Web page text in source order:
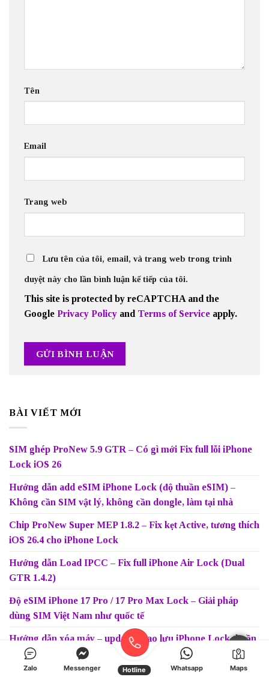
BÀI VIẾT MỚI
SIM ghép ProNew 5.9 GTR – Có gì mới Fix full lỗi iPhone
Lock iOS 26
Hướng dẫn add eSIM iPhone Lock (độ thuần eSIM) –
Không cần SIM vật lý, không cần dongle, làm tại nhà
Chip ProNew Super MEP 1.8.2 – Fix kẹt Active, tương thích
iOS 26.4 cho iPhone Lock
Hướng dẫn Load IPCC – Fix full iPhone Air Lock (Dual
GTR 1.4.2)
Độ eSIM iPhone 17 Pro / 17 Pro Max Lock – Giải pháp
dùng SIM Việt Nam như quốc tế
Hướng dẫn xóa máy – update – sao lưu iPhone Lock thuần
eSIM đúng cách
Tên
Email
Trang web
Lưu tên của tôi, email, và trang web trong trình
duyệt này cho lần bình luận kế tiếp của tôi.
This site is protected by reCAPTCHA and the
Google Privacy Policy and Terms of Service apply.
Zalo Messenger Hotline Whatsapp Maps